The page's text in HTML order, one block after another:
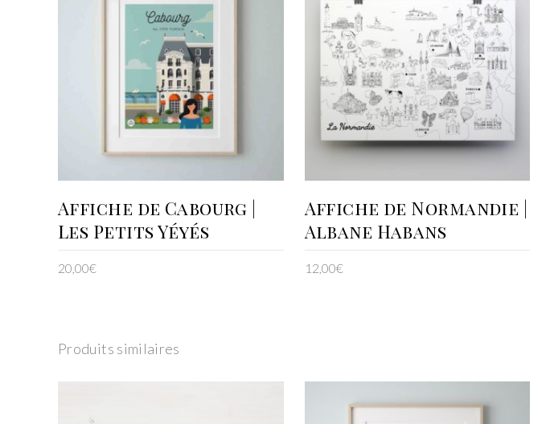
AJOUTER AU PANIER
Affiche de Cabourg |
Les Petits Yéyés
20,00€
AJOUTER AU PANIER
Affiche de Normandie |
Albane Habans
12,00€
Produits similaires